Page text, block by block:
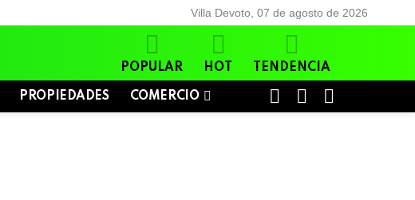
Villa Devoto, 07 de agosto de 2026
POPULAR HOT TENDENCIA
PROPIEDADES COMERCIO
SWITCH